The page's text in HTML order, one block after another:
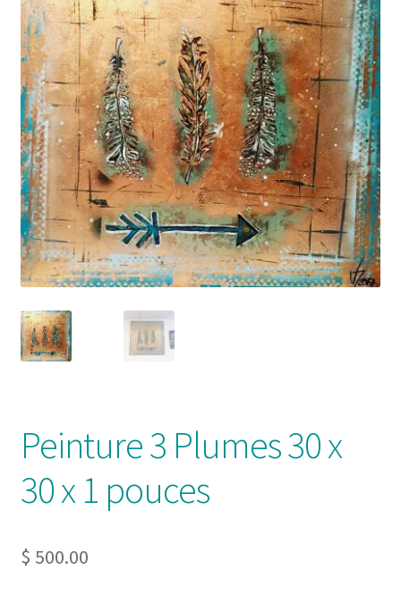
Register
Solde de la carte-cadeau
Boutique en ligne
Blog
Panier
Politique de confidentialité
Validation de la commande
Contact
Peinture 3 Plumes 30 x
30 x 1 pouces
$ 500.00